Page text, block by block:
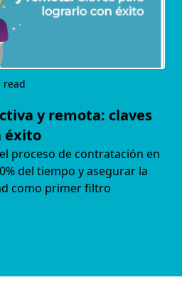
read
y remota: claves
éxito
proceso de contratación en
del tiempo y asegurar la
como primer filtro